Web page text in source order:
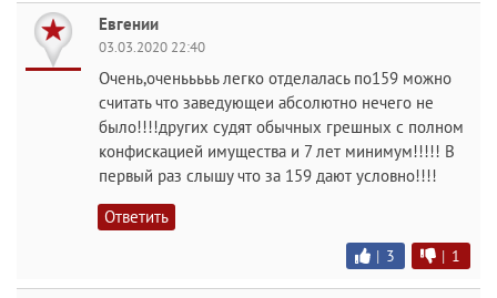
Евгении
03.03.2020 22:40
Очень,оченььььь легко отделалась по159 можно
считать что заведующеи абсолютно нечего не
было!!!!других судят обычных грешных с полном
конфискацией имущества и 7 лет минимум!!!!! В
первый раз слышу что за 159 дают условно!!!!
Ответить
| 3 | 1